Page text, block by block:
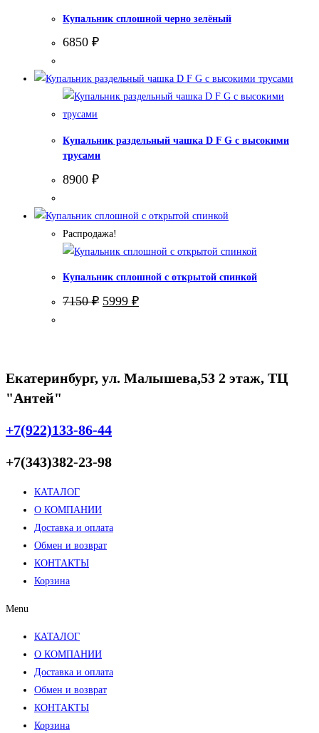
Купальник сплошной черно зелёный
6850 ₽
Купальник раздельный чашка D F G с высокими
трусами
8900 ₽
Распродажа!
Купальник сплошной с открытой спинкой
7150₽ Первоначальная
цена
5999 ₽Текущая
цена:
Екатеринбург, ул. Малышева,53 2 этаж, ТЦ
"Антей"
+7(922)133-86-44
+7(343)382-23-98
КАТАЛОГ
О КОМПАНИИ
Доставка и оплата
Обмен и возврат
КОНТАКТЫ
Корзина
Menu
КАТАЛОГ
О КОМПАНИИ
Доставка и оплата
Обмен и возврат
КОНТАКТЫ
Корзина